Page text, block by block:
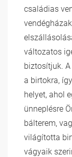
családias
változatos
biztosítjuk.
a birtokra,
helyet, ahol
ünneplésre
bálterem,
világította
vágyaik